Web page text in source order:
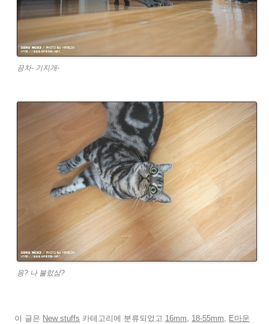
끙차- 기지개-
응? 나 불렀삼?
이 글은 New stuffs 카테고리에 분류되었고 16mm, 18-55mm, E마운